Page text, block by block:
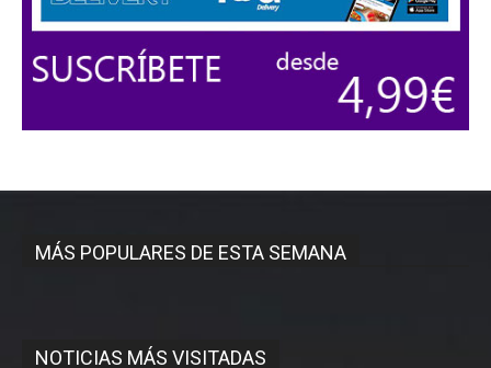
MÁS POPULARES DE ESTA SEMANA
NOTICIAS MÁS VISITADAS